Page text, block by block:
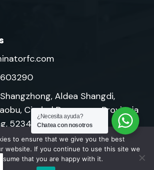
Shangzhong, Aldea Shangdi,
Ciudad Dongguan, Provincia
523420, China
L
¿Necesita ayuda?
Chatea con nosotros
to ensure that we give you the best
website. If you continue to use this site we
that you are happy with it.